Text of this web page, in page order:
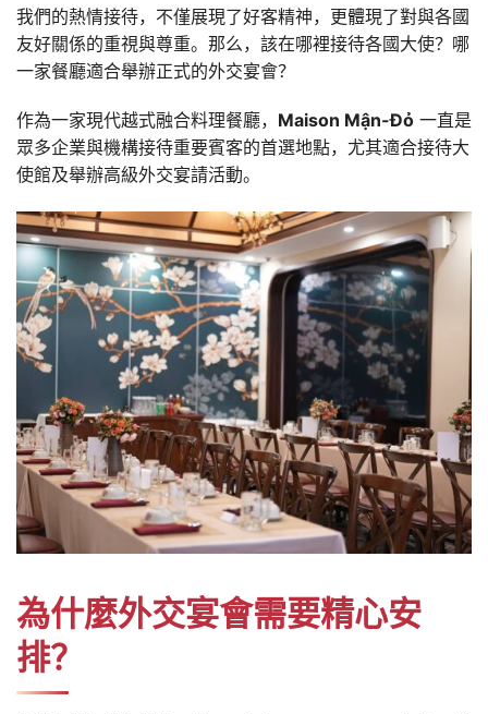
我們的熱情接待，不僅展現了好客精神，更體現了對與各國
友好關係的重視與尊重。那么，該在哪裡接待各國大使？哪
一家餐廳適合舉辦正式的外交宴會？
作為一家現代越式融合料理餐廳， Maison Mận-Đỏ 一直是
眾多企業與機構接待重要賓客的首選地點，尤其適合接待大
使館及舉辦高級外交宴請活動。
為什麼外交宴會需要精心安
排？